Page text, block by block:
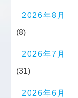
2026年8月
(8)
2026年7月
(31)
2026年6月